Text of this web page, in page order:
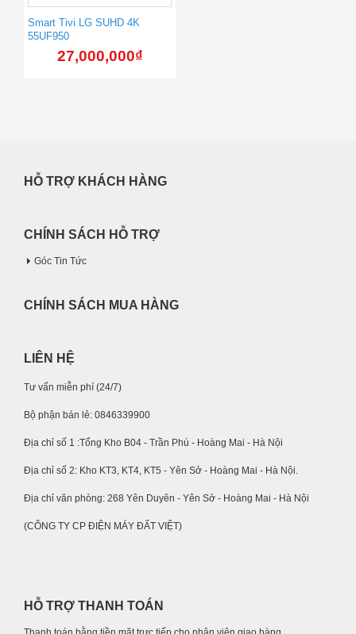
Smart Tivi LG SUHD 4K
55UF950
27,000,000₫
HỖ TRỢ KHÁCH HÀNG
CHÍNH SÁCH HỖ TRỢ
Góc Tin Tức
CHÍNH SÁCH MUA HÀNG
LIÊN HỆ
Tư vấn miễn phí (24/7)
Bộ phận bán lẻ: 0846339900
Địa chỉ số 1 :Tổng Kho B04 - Trần Phú - Hoàng Mai - Hà Nội
Địa chỉ số 2: Kho KT3, KT4, KT5 - Yên Sở - Hoàng Mai - Hà Nội.
Địa chỉ văn phòng: 268 Yên Duyên - Yên Sở - Hoàng Mai - Hà Nội
(CÔNG TY CP ĐIỆN MÁY ĐẤT VIỆT)
HỖ TRỢ THANH TOÁN